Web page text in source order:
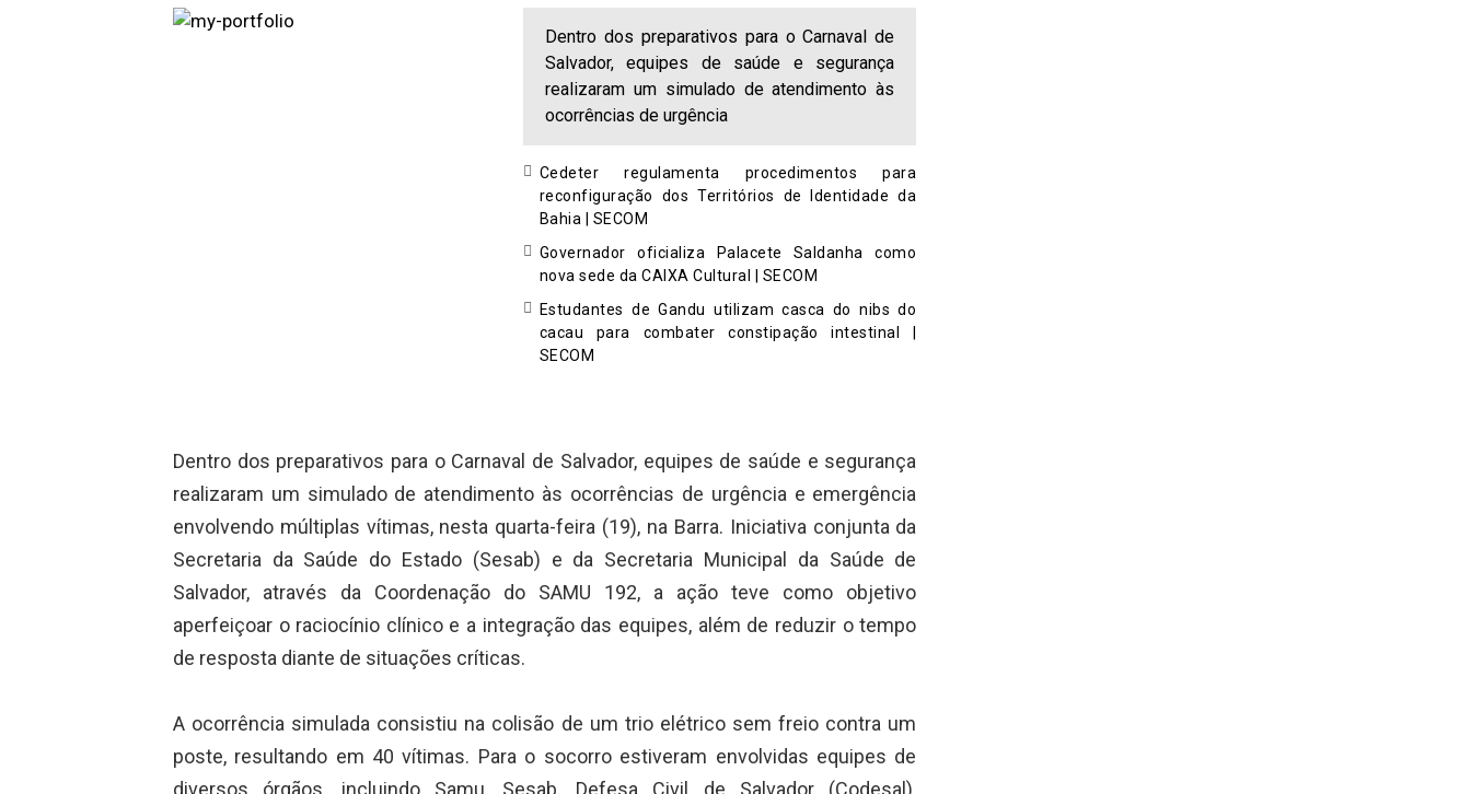
Dentro dos preparativos para o Carnaval de
Salvador, equipes de saúde e segurança
realizaram um simulado de atendimento às
ocorrências de urgência
Cedeter regulamenta procedimentos para
reconfiguração dos Territórios de Identidade da
Bahia | SECOM
Governador oficializa Palacete Saldanha como
nova sede da CAIXA Cultural | SECOM
Estudantes de Gandu utilizam casca do nibs do
cacau para combater constipação intestinal |
SECOM
Dentro dos preparativos para o Carnaval de Salvador, equipes de saúde e segurança
realizaram um simulado de atendimento às ocorrências de urgência e emergência
envolvendo múltiplas vítimas, nesta quarta-feira (19), na Barra. Iniciativa conjunta da
Secretaria da Saúde do Estado (Sesab) e da Secretaria Municipal da Saúde de
Salvador, através da Coordenação do SAMU 192, a ação teve como objetivo
aperfeiçoar o raciocínio clínico e a integração das equipes, além de reduzir o tempo
de resposta diante de situações críticas.
A ocorrência simulada consistiu na colisão de um trio elétrico sem freio contra um
poste, resultando em 40 vítimas. Para o socorro estiveram envolvidas equipes de
diversos órgãos, incluindo Samu, Sesab, Defesa Civil de Salvador (Codesal),